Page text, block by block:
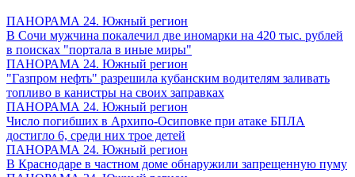
ПАНОРАМА 24. Южный регион
В Сочи мужчина покалечил две иномарки на 420 тыс. рублей
в поисках "портала в иные миры"
ПАНОРАМА 24. Южный регион
"Газпром нефть" разрешила кубанским водителям заливать
топливо в канистры на своих заправках
ПАНОРАМА 24. Южный регион
Число погибших в Архипо-Осиповке при атаке БПЛА
достигло 6, среди них трое детей
ПАНОРАМА 24. Южный регион
В Краснодаре в частном доме обнаружили запрещенную пуму